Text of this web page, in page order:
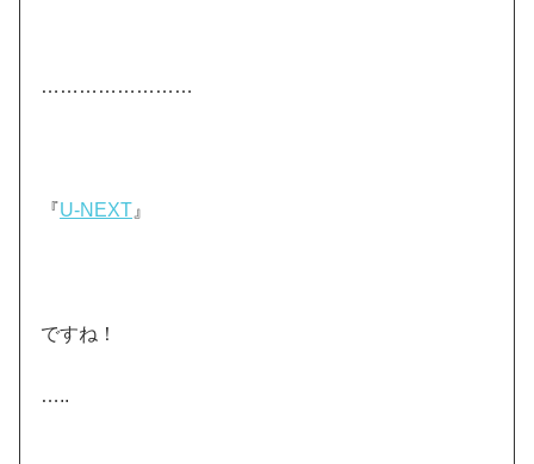
……………………
『U-NEXT 』
ですね！
…..